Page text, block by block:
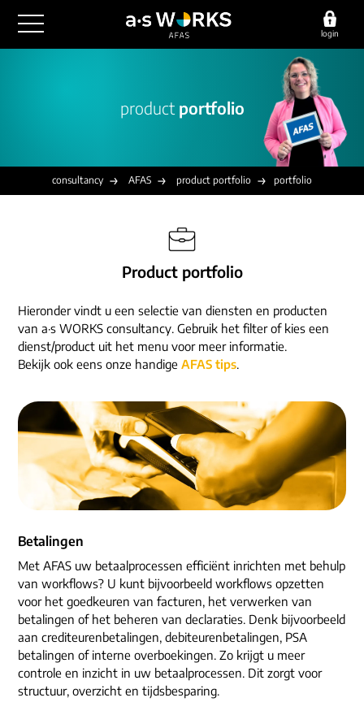
login
financiële administratie
juridische zaken
detachering
finance
implementatie
functioneel beheer
overige diensten
werving & selectie
outsourcing
detachering
consultancy
werken bij
onze experts
ons dna
contact
vestigingen
social media
product portfolio
consultancy AFAS product portfolio portfolio
Product portfolio
Hieronder vindt u een selectie van diensten en producten
van a·s WORKS consultancy. Gebruik het filter of kies een
dienst/product uit het menu voor meer informatie.
Bekijk ook eens onze handige AFAS tips.
Betalingen
Met AFAS uw betaalprocessen efficiënt inrichten met behulp
van workflows? U kunt bijvoorbeeld workflows opzetten
voor het goedkeuren van facturen, het verwerken van
betalingen of het beheren van declaraties. Denk bijvoorbeeld
aan crediteurenbetalingen, debiteurenbetalingen, PSA
betalingen of interne overboekingen. Zo krijgt u meer
controle en inzicht in uw betaalprocessen. Dit zorgt voor
structuur, overzicht en tijdsbesparing.